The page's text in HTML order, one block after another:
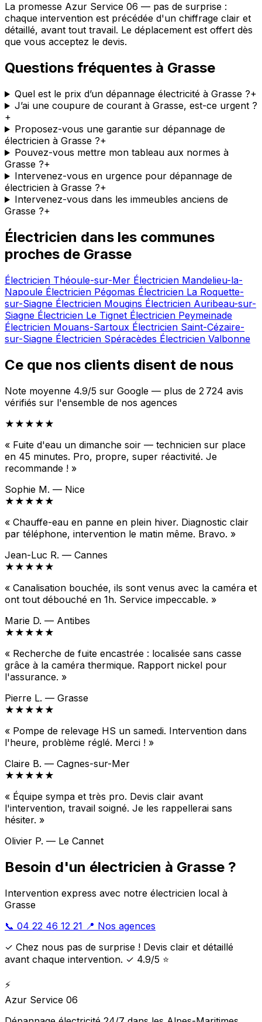
La promesse Azur Service 06 — pas de surprise :
chaque intervention est précédée d'un chiffrage clair et
détaillé, avant tout travail. Le déplacement est offert dès
que vous acceptez le devis.
Questions fréquentes à Grasse
Quel est le prix d’un dépannage électricité à Grasse ?+
J’ai une coupure de courant à Grasse, est-ce urgent ?
+
Proposez-vous une garantie sur dépannage de
électricien à Grasse ?+
Pouvez-vous mettre mon tableau aux normes à
Grasse ?+
Intervenez-vous en urgence pour dépannage de
électricien à Grasse ?+
Intervenez-vous dans les immeubles anciens de
Grasse ?+
Électricien dans les communes
proches de Grasse
Électricien Théoule-sur-Mer Électricien Mandelieu-la-
Napoule Électricien Pégomas Électricien La Roquette-
sur-Siagne Électricien Mougins Électricien Auribeau-sur-
Siagne Électricien Le Tignet Électricien Peymeinade
Électricien Mouans-Sartoux Électricien Saint-Cézaire-
sur-Siagne Électricien Spéracèdes Électricien Valbonne
Ce que nos clients disent de nous
Note moyenne 4.9/5 sur Google — plus de 2 724 avis
vérifiés sur l'ensemble de nos agences
★★★★★
« Fuite d'eau un dimanche soir — technicien sur place
en 45 minutes. Pro, propre, super réactivité. Je
recommande ! »
Sophie M. — Nice
★★★★★
« Chauffe-eau en panne en plein hiver. Diagnostic clair
par téléphone, intervention le matin même. Bravo. »
Jean-Luc R. — Cannes
★★★★★
« Canalisation bouchée, ils sont venus avec la caméra et
ont tout débouché en 1h. Service impeccable. »
Marie D. — Antibes
★★★★★
« Recherche de fuite encastrée : localisée sans casse
grâce à la caméra thermique. Rapport nickel pour
l'assurance. »
Pierre L. — Grasse
★★★★★
« Pompe de relevage HS un samedi. Intervention dans
l'heure, problème réglé. Merci ! »
Claire B. — Cagnes-sur-Mer
★★★★★
« Équipe sympa et très pro. Devis clair avant
l'intervention, travail soigné. Je les rappellerai sans
hésiter. »
Olivier P. — Le Cannet
Besoin d'un électricien à Grasse ?
Intervention express avec notre électricien local à
Grasse
📞 04 22 46 12 21 📍 Nos agences
✓ Chez nous pas de surprise ! Devis clair et détaillé
avant chaque intervention. ✓ 4.9/5 ⭐
⚡
Azur Service 06